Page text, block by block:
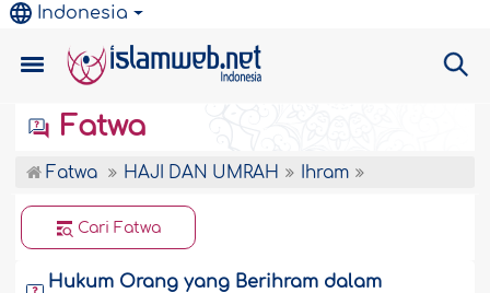
Indonesia
Fatwa
Fatwa HAJI DAN UMRAH Ihram
Cari Fatwa
Hukum Orang yang Berihram dalam